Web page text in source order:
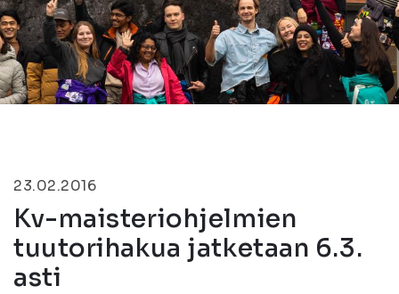
23.02.2016
Kv-maisteriohjelmien
tuutorihakua jatketaan 6.3.
asti